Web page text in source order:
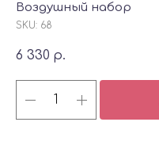
Воздушный набор
SKU: 68
6 330 р.